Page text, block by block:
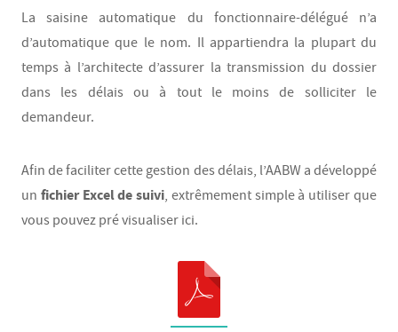
La saisine automatique du fonctionnaire-délégué n’a
d’automatique que le nom. Il appartiendra la plupart du
temps à l’architecte d’assurer la transmission du dossier
dans les délais ou à tout le moins de solliciter le
demandeur.
Afin de faciliter cette gestion des délais, l’AABW a développé
un fichier Excel de suivi, extrêmement simple à utiliser que
vous pouvez pré visualiser ici.